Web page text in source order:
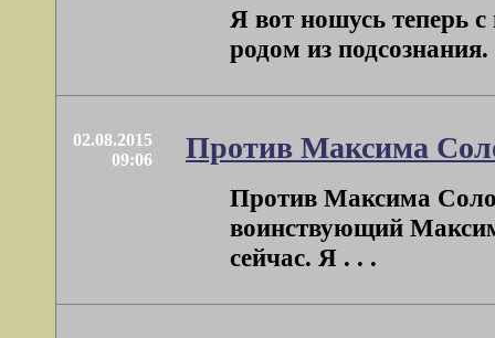
Я вот ношусь теперь с
родом из
02.08.2015
09:06
Против Максима
Против Максима
воинствующий
сейчас. Я . . .